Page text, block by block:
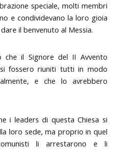
speciale, molti membri
e condividevano la loro gioia
il benvenuto al Messia.
il Signore del II Avvento
fossero riuniti tutti in modo
e che lo avrebbero
i leaders di questa Chiesa si
loro sede, ma proprio in quel
li arrestarono e li